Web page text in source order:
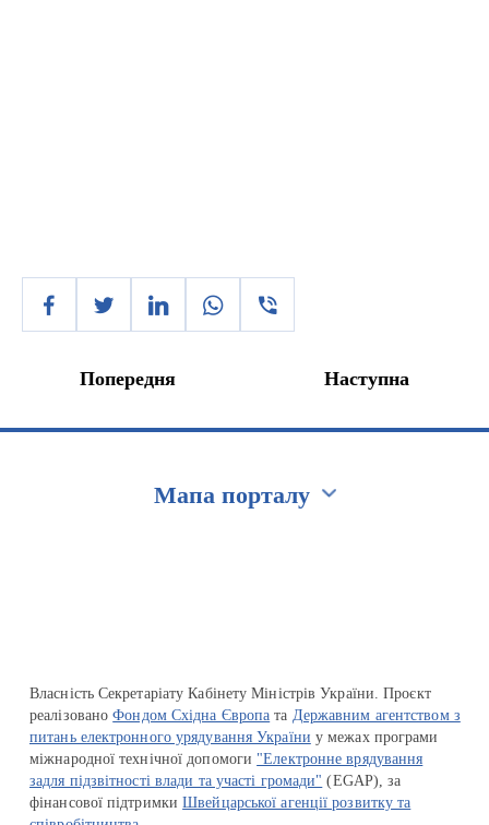
Попередня Наступна
Мапа порталу
Власність Секретаріату Кабінету Міністрів України. Проєкт
реалізованоФондом Східна Європа та Державним агентством з
питань електронного урядування України у межах програми
міжнародної технічної допомоги "Електронне врядування
задля підзвітності влади та участі громади" (EGAP), за
фінансової підтримкиШвейцарської агенції розвитку та